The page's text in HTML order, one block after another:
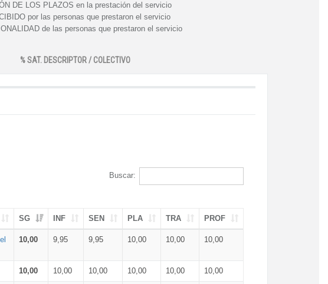
DE LOS PLAZOS en la prestación del servicio
por las personas que prestaron el servicio
de las personas que prestaron el servicio
% SAT. DESCRIPTOR / COLECTIVO
Buscar:
SG INF SEN PLA TRA PROF
10,00 9,95 9,95 10,00 10,00 10,00
10,00 10,00 10,00 10,00 10,00 10,00